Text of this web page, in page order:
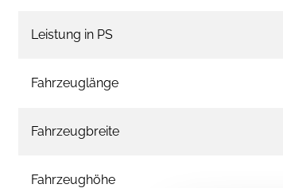
Leistung in PS
Fahrzeuglänge
Fahrzeugbreite
Fahrzeughöhe